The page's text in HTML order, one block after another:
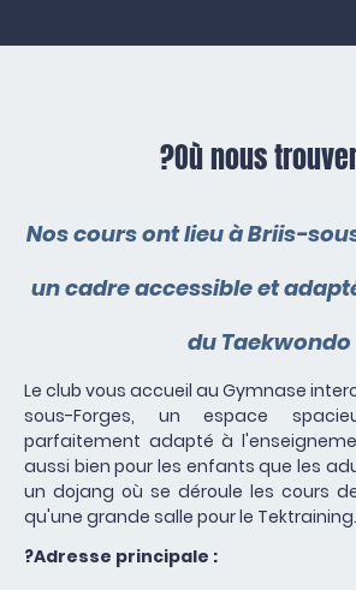
?Où nous
Nos cours ont lieu à Briis-
un cadre accessible et
du Taekwondo
Le club vous accueil au Gymnase
sous-Forges, un espace
parfaitement adapté à
aussi bien pour les enfants que les
un dojang où se déroule les cours
qu'une grande salle pour le Tektraining.
?Adresse principale :